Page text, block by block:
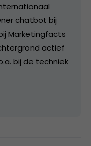
chatbot bij
Marketingfacts
actief
bij de techniek